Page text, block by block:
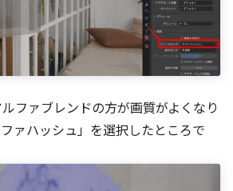
ファブレンドの方が画質がよくなり
ァハッシュ」を選択したところで